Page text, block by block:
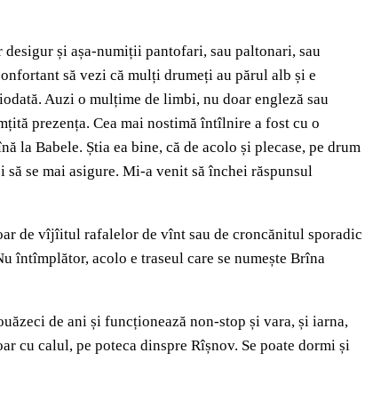
și așa-numiții pantofari, sau paltonari, sau
să vezi că mulți drumeți au părul alb și e
Auzi o mulțime de limbi, nu doar engleză sau
prezența. Cea mai nostimă întîlnire a fost cu o
la Babele. Știa ea bine, că de acolo și plecase, pe drum
să se mai asigure. Mi-a venit să închei răspunsul
de vîjîitul rafalelor de vînt sau de croncănitul sporadic
întîmplător, acolo e traseul care se numește Brîna
de ani și funcționează non-stop și vara, și iarna,
cu calul, pe poteca dinspre Rîșnov. Se poate dormi și